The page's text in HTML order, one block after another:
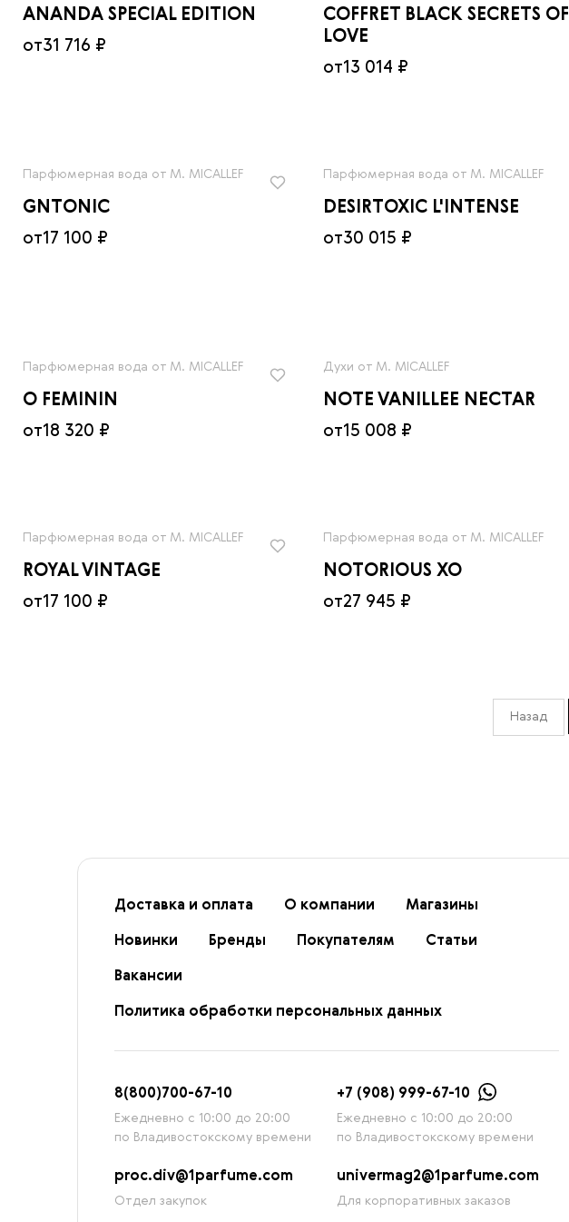
ANANDA SPECIAL EDITION
от31 716 ₽
COFFRET BLACK SECRETS OF
LOVE
от13 014 ₽
Парфюмерная вода от M. MICALLEF
GNTONIC
от17 100 ₽
Парфюмерная вода от M. MICALLEF
DESIRTOXIC L'INTENSE
от30 015 ₽
Парфюмерная вода от M. MICALLEF
O FEMININ
от18 320 ₽
Духи от M. MICALLEF
NOTE VANILLEE NECTAR
от15 008 ₽
Парфюмерная вода от M. MICALLEF
ROYAL VINTAGE
от17 100 ₽
Парфюмерная вода от M. MICALLEF
NOTORIOUS XO
от27 945 ₽
Назад
Доставка и оплата О компании Магазины
Новинки Бренды Покупателям Статьи
Вакансии
Политика обработки персональных данных
8(800)700-67-10
Ежедневно с 10:00 до 20:00
по Владивостокскому времени
+7 (908) 999-67-10
Ежедневно с 10:00 до 20:00
по Владивостокскому времени
proc.div@1parfume.com
Отдел закупок
univermag2@1parfume.com
Для корпоративных заказов